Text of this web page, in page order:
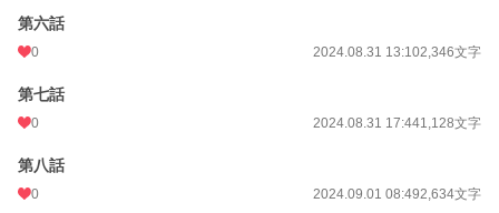
第六話
0 2024.08.31 13:102,346文字
第七話
0 2024.08.31 17:441,128文字
第八話
0 2024.09.01 08:492,634文字